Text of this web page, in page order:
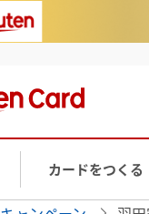
カードをつくる